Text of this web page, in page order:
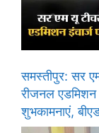
समस्तीपुर: सर
रीजनल एडमिशन
शुभकामनाएं,